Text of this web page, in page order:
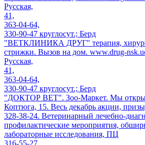
Русская,
41,
363-04-64,
330-90-47 круглосут.; Берд
"ВЕТКЛИНИКА ДРУГ" терапия,
стрижки. Вызов на дом. www.drug-
Русская,
41,
363-04-64,
330-90-47 круглосут.; Берд
"ДОКТОР ВЕТ". Зоо-Маркет. Мы
Коптюга, 15. Весь декабрь акции,
328-38-24. Ветеринарный лечебно-
профилактические мероприятия,
лабораторные исследования, ПЦ
316-55-27,